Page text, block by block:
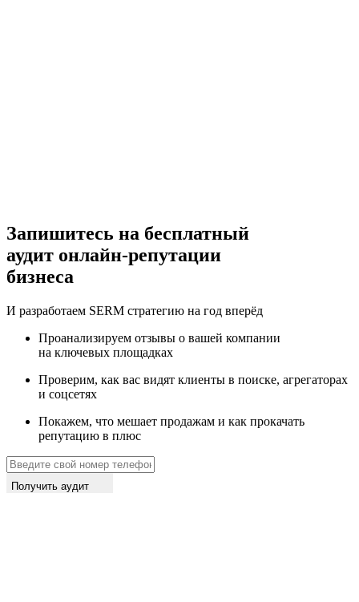
Запишитесь на бесплатный
аудит онлайн-репутации
бизнеса
И разработаем SERM стратегию на год вперёд
Проанализируем отзывы о вашей компании
на ключевых площадках
Проверим, как вас видят клиенты в поиске, агрегаторах
и соцсетях
Покажем, что мешает продажам и как прокачать
репутацию в плюс
Получить аудит